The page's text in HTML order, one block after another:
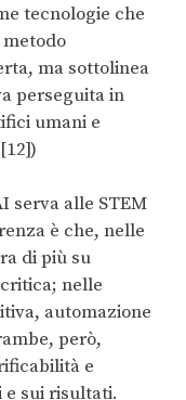
tecnologie che
ma sottolinea
perseguita in
umani e
serva alle STEM
è che, nelle
di più su
nelle
automazione
però,
e
e sui risultati.